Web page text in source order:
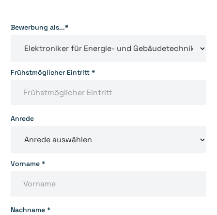
Bewerbung als...*
Frühstmöglicher Eintritt *
Anrede
Vorname *
Nachname *